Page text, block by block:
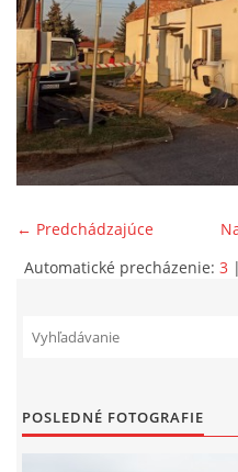
AKO SA STAŤ ČLENOM
FOTOALBUM
SPONZORI
KONTAKTY
← Predchádzajúce
Automatické precházenie: 3 |
POSLEDNÉ FOTOGRAFIE